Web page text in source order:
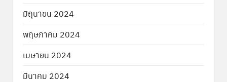
มิถุนายน 2024
พฤษภาคม 2024
เมษายน 2024
มีนาคม 2024